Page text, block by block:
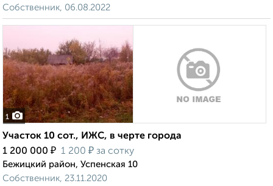
Собственник, 06.08.2022
1
Участок 10 сот., ИЖС, в черте города
1 200 000 ₽ 1 200 ₽ за сотку
Бежицкий район, Успенская 10
Собственник, 23.11.2020